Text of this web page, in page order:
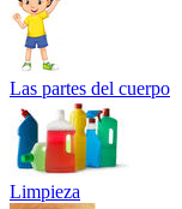
Las partes del cuerpo
Limpieza